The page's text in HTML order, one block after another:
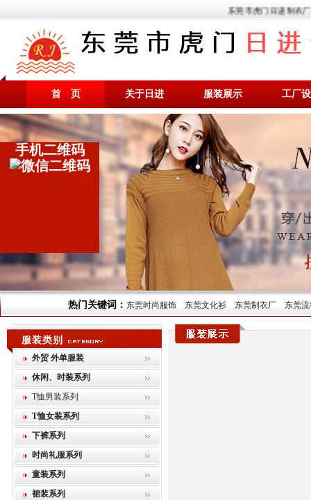
东莞市虎门日进制衣
首 页 关于日进 服装展示 工厂
热门关键词： 东莞时尚服饰 东莞文化衫 东莞制衣厂 东莞
服装类别
外贸 外单服装
休闲、时装系列
T恤男装系列
T恤女装系列
下裤系列
时尚礼服系列
童装系列
裙装系列
手机二维码